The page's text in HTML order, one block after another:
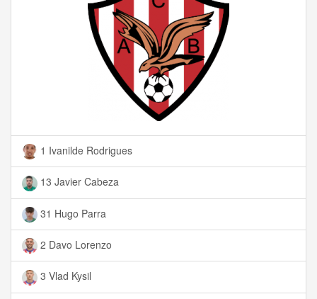
1 Ivanilde Rodrigues
13 Javier Cabeza
31 Hugo Parra
2 Davo Lorenzo
3 Vlad Kysil